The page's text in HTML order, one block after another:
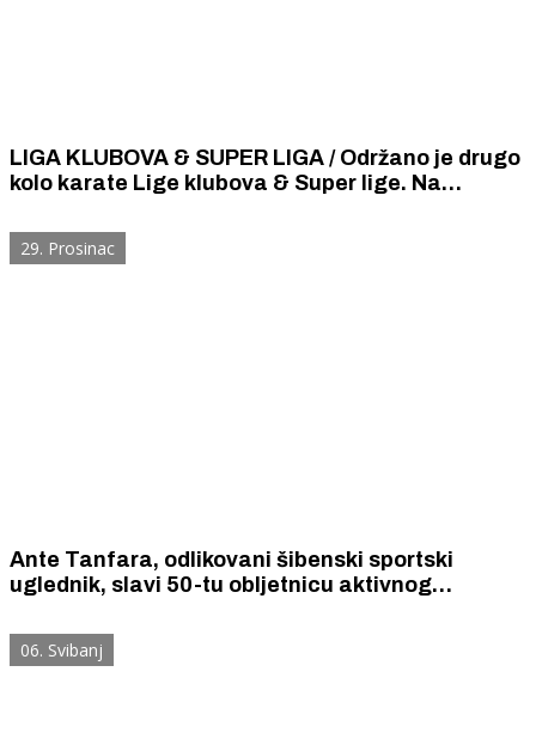
LIGA KLUBOVA & SUPER LIGA / Održano je drugo
kolo karate Lige klubova & Super lige. Na
šibensko-kninskih karate klubova.
29. Prosinac
Ante Tanfara, odlikovani šibenski sportski
uglednik, slavi 50-tu obljetnicu aktivnog
06. Svibanj